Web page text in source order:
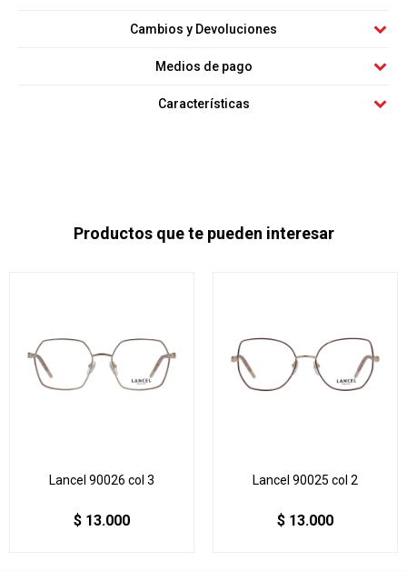
Cambios y Devoluciones
Medios de pago
Características
Productos que te pueden interesar
Lancel 90026 col 3
$ 13.000
Lancel 90025 col 2
$ 13.000